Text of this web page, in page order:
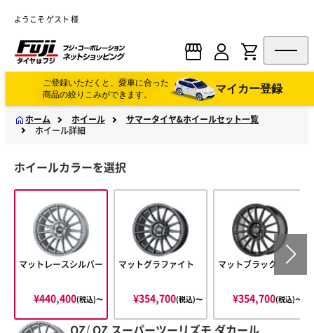
ようこそ ゲスト 様
ご登録いただくと、愛車に合った
商品の絞りこみができます。
マイカー登録
ホーム ホイール
サマータイヤ&ホイールセット一覧
ホイール詳細
ホイールカラーを選択
マットレースシルバー
¥440,400(税込)〜
マットグラファイト
¥354,700(税込)〜
マットブラック
¥354,700(税込)〜
OZ/ OZ スーパーツーリズモ ダカール